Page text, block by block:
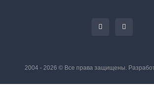
2004 - 2026 © Все права защищены.